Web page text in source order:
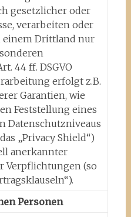
gesetzlicher oder
verarbeiten oder
einem Drittland nur
44 ff. DSGVO
erfolgt z.B.
Garantien, wie
Feststellung eines
Datenschutzniveaus
„Privacy Shield“)
anerkannter
Verpflichtungen (so
Personen